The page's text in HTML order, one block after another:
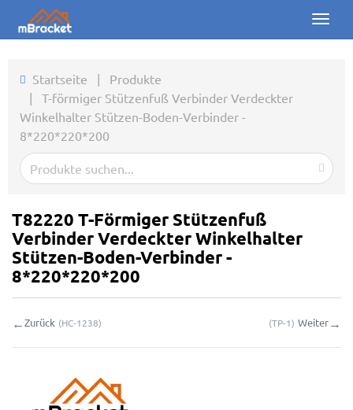
Toggle
Produkte
Nachrichten
Fotos
Über uns
Kontakt
Online-Anfrage
Startseite | Produkte
| T-förmiger Stützenfuß Verbinder Verdeckter
Winkelhalter Stützen-Boden-Verbinder -
8*220*220*200
T82220 T-Förmiger Stützenfuß
Verbinder Verdeckter Winkelhalter
Stützen-Boden-Verbinder -
8*220*220*200
←Zurück (HC-1238) (TP-1) Weiter→